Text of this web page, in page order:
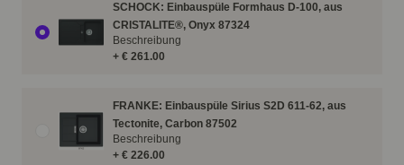
SCHOCK: Einbauspüle Formhaus D-100, aus
CRISTALITE®, Onyx 87324
+ € 261.00
Beschreibung
FRANKE: Einbauspüle Sirius S2D 611-62, aus
Tectonite, Carbon 87502
+ € 226.00
Beschreibung